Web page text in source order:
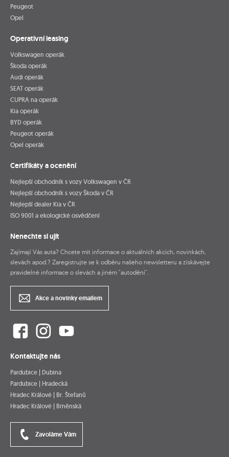
Peugeot
Opel
Operativní leasing
Volkswagen operák
Škoda operák
Audi operák
SEAT operák
CUPRA na operák
Kia operák
BYD operák
Peugeot operák
Opel operák
Certifikáty a ocenění
Nejlepší obchodník s vozy Volkswagen v ČR
Nejlepší obchodník s vozy Škoda v ČR
Nejlepší dealer Kia v ČR
ISO 9001 a ekologické osvědčení
Nenechte si ujít
Zajímají Vás auta? Chcete mít informace o aktuálních akcích, novinkách,
slevách apod.? Zaregistrujte se k odběru našeho newsletteru a získávejte
pravidelné informace o slevách a jiném "autodění".
Akce a novinky emailem
Kontaktujte nás
Pardubice | Dubina
Pardubice | Hradecká
Hradec Králové | Br. Štefanů
Hradec Králové | Brněnská
Zavoláme Vám